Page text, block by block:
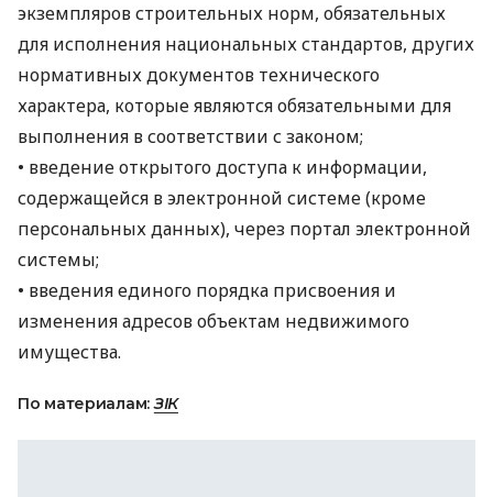
экземпляров строительных норм, обязательных
для исполнения национальных стандартов, других
нормативных документов технического
характера, которые являются обязательными для
выполнения в соответствии с законом;
• введение открытого доступа к информации,
содержащейся в электронной системе (кроме
персональных данных), через портал электронной
системы;
• введения единого порядка присвоения и
изменения адресов объектам недвижимого
имущества.
По материалам:ЗІК